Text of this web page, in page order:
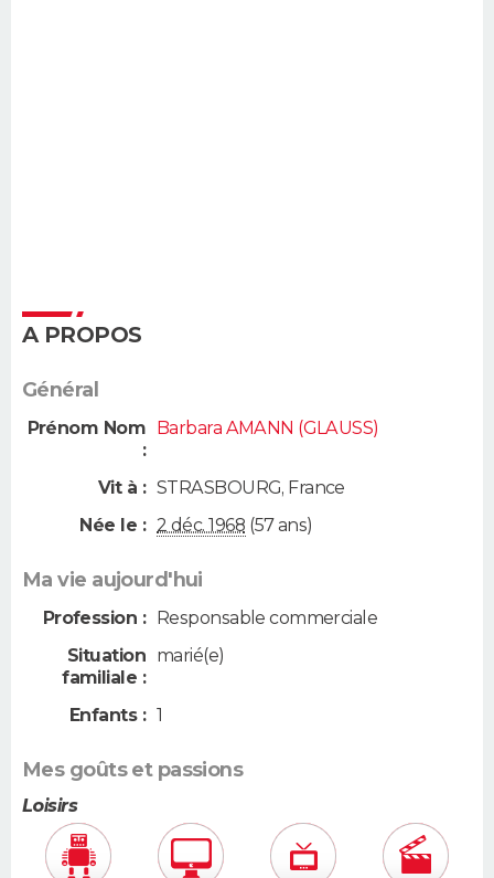
A PROPOS
Général
Prénom Nom
:
Barbara AMANN (GLAUSS)
Vit à : STRASBOURG, France
Née le : 2 déc. 1968 (57 ans)
Ma vie aujourd'hui
Profession : Responsable commerciale
Situation
familiale :
marié(e)
Enfants : 1
Mes goûts et passions
Loisirs